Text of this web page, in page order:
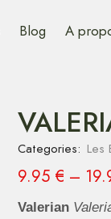
Blog A
Categories: Les
9.95 € –
Valerian